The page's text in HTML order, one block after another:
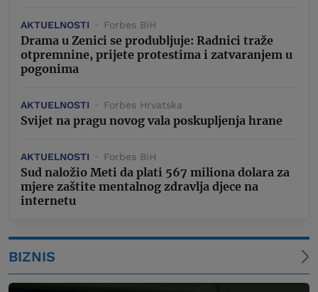
AKTUELNOSTI Forbes BiH
Drama u Zenici se produbljuje: Radnici traže
otpremnine, prijete protestima i zatvaranjem u
pogonima
AKTUELNOSTI Forbes Hrvatska
Svijet na pragu novog vala poskupljenja hrane
AKTUELNOSTI Forbes BiH
Sud naložio Meti da plati 567 miliona dolara za
mjere zaštite mentalnog zdravlja djece na
internetu
BIZNIS